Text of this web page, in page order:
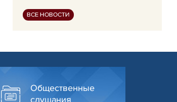
ВСЕ НОВОСТИ
Общественные
слушания